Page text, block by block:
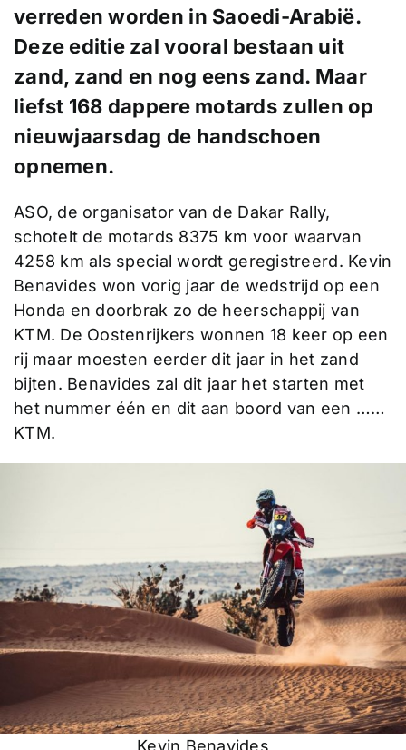
verreden worden in Saoedi-Arabië.
Deze editie zal vooral bestaan uit
zand, zand en nog eens zand. Maar
liefst 168 dappere motards zullen op
nieuwjaarsdag de handschoen
opnemen.
ASO, de organisator van de Dakar Rally,
schotelt de motards 8375 km voor waarvan
4258 km als special wordt geregistreerd. Kevin
Benavides won vorig jaar de wedstrijd op een
Honda en doorbrak zo de heerschappij van
KTM. De Oostenrijkers wonnen 18 keer op een
rij maar moesten eerder dit jaar in het zand
bijten. Benavides zal dit jaar het starten met
het nummer één en dit aan boord van een ……
KTM.